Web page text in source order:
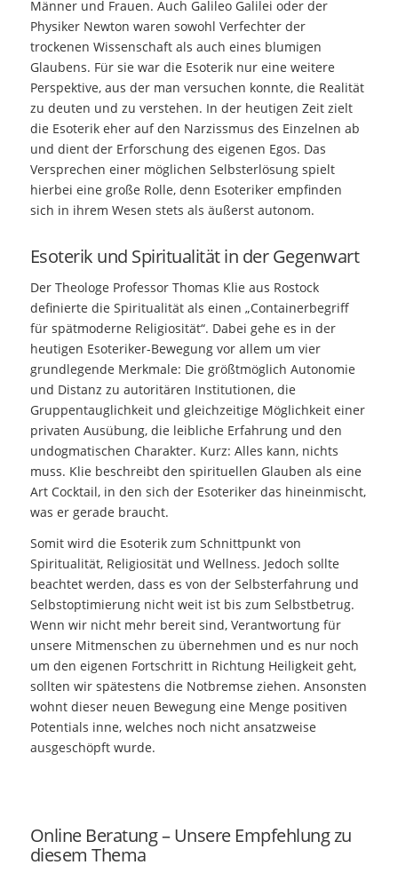
Männer und Frauen. Auch Galileo Galilei oder der
Physiker Newton waren sowohl Verfechter der
trockenen Wissenschaft als auch eines blumigen
Glaubens. Für sie war die Esoterik nur eine weitere
Perspektive, aus der man versuchen konnte, die Realität
zu deuten und zu verstehen. In der heutigen Zeit zielt
die Esoterik eher auf den Narzissmus des Einzelnen ab
und dient der Erforschung des eigenen Egos. Das
Versprechen einer möglichen Selbsterlösung spielt
hierbei eine große Rolle, denn Esoteriker empfinden
sich in ihrem Wesen stets als äußerst autonom.
Esoterik und Spiritualität in der Gegenwart
Der Theologe Professor Thomas Klie aus Rostock
definierte die Spiritualität als einen „Containerbegriff
für spätmoderne Religiosität“. Dabei gehe es in der
heutigen Esoteriker-Bewegung vor allem um vier
grundlegende Merkmale: Die größtmöglich Autonomie
und Distanz zu autoritären Institutionen, die
Gruppentauglichkeit und gleichzeitige Möglichkeit einer
privaten Ausübung, die leibliche Erfahrung und den
undogmatischen Charakter. Kurz: Alles kann, nichts
muss. Klie beschreibt den spirituellen Glauben als eine
Art Cocktail, in den sich der Esoteriker das hineinmischt,
was er gerade braucht.
Somit wird die Esoterik zum Schnittpunkt von
Spiritualität, Religiosität und Wellness. Jedoch sollte
beachtet werden, dass es von der Selbsterfahrung und
Selbstoptimierung nicht weit ist bis zum Selbstbetrug.
Wenn wir nicht mehr bereit sind, Verantwortung für
unsere Mitmenschen zu übernehmen und es nur noch
um den eigenen Fortschritt in Richtung Heiligkeit geht,
sollten wir spätestens die Notbremse ziehen. Ansonsten
wohnt dieser neuen Bewegung eine Menge positiven
Potentials inne, welches noch nicht ansatzweise
ausgeschöpft wurde.
Online Beratung – Unsere Empfehlung zu
diesem Thema